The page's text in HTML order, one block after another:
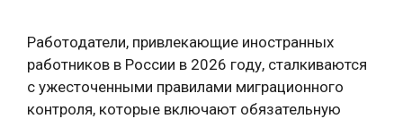
Работодатели, привлекающие иностранных
работников в России в 2026 году, сталкиваются
с ужесточенными правилами миграционного
контроля, которые включают обязательную